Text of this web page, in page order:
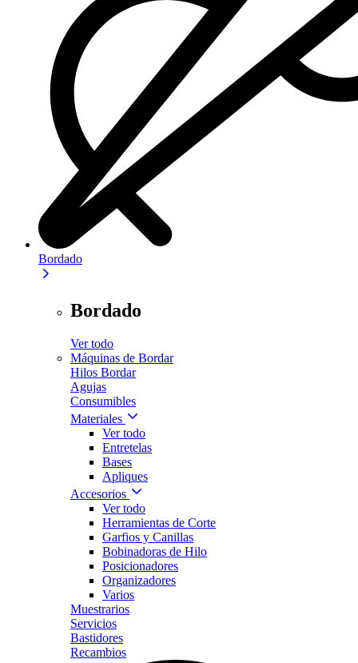
Bordado
Bordado
Ver todo
Máquinas de Bordar
Hilos Bordar
Agujas
Consumibles
Materiales
Ver todo
Entretelas
Bases
Apliques
Accesorios
Ver todo
Herramientas de Corte
Garfios y Canillas
Bobinadoras de Hilo
Posicionadores
Organizadores
Varios
Muestrarios
Servicios
Bastidores
Recambios